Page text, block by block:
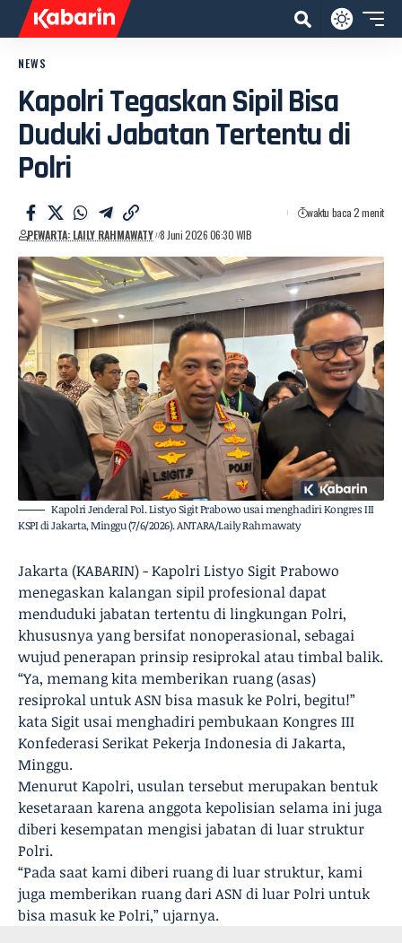
NEWS
Kapolri Tegaskan Sipil Bisa
Duduki Jabatan Tertentu di
Polri
PEWARTA: LAILY RAHMAWATY 8 Juni 2026 06:30 WIB
waktu baca 2 menit
Kapolri Jenderal Pol. Listyo Sigit Prabowo usai menghadiri Kongres III
KSPI di Jakarta, Minggu (7/6/2026). ANTARA/Laily Rahmawaty
Jakarta (KABARIN) - Kapolri Listyo Sigit Prabowo
menegaskan kalangan sipil profesional dapat
menduduki jabatan tertentu di lingkungan Polri,
khususnya yang bersifat nonoperasional, sebagai
wujud penerapan prinsip resiprokal atau timbal balik.
“Ya, memang kita memberikan ruang (asas)
resiprokal untuk ASN bisa masuk ke Polri, begitu!”
kata Sigit usai menghadiri pembukaan Kongres III
Konfederasi Serikat Pekerja Indonesia di Jakarta,
Minggu.
Menurut Kapolri, usulan tersebut merupakan bentuk
kesetaraan karena anggota kepolisian selama ini juga
diberi kesempatan mengisi jabatan di luar struktur
Polri.
“Pada saat kami diberi ruang di luar struktur, kami
juga memberikan ruang dari ASN di luar Polri untuk
bisa masuk ke Polri,” ujarnya.